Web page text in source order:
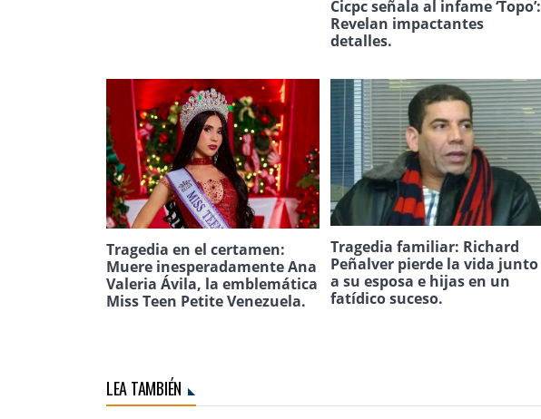
Cicpc señala al infame ‘Topo’:
Revelan impactantes
detalles.
Tragedia en el certamen:
Muere inesperadamente Ana
Valeria Ávila, la emblemática
Miss Teen Petite Venezuela.
Tragedia familiar: Richard
Peñalver pierde la vida junto
a su esposa e hijas en un
fatídico suceso.
LEA TAMBIÉN